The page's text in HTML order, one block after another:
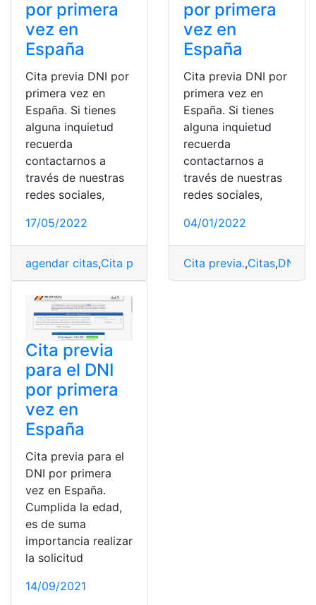
por primera
vez en
España
Cita previa DNI por
primera vez en
España. Si tienes
alguna inquietud
recuerda
contactarnos a
través de nuestras
redes sociales,
17/05/2022
agendar citas,Cita previa Cita previa.,Citas,citas IESS
por primera
vez en
España
Cita previa DNI por
primera vez en
España. Si tienes
alguna inquietud
recuerda
contactarnos a
través de nuestras
redes sociales,
04/01/2022
Cita previa.,Citas,DNI
Cita previa
para el DNI
por primera
vez en
España
Cita previa para el
DNI por primera
vez en España.
Cumplida la edad,
es de suma
importancia realizar
la solicitud
14/09/2021